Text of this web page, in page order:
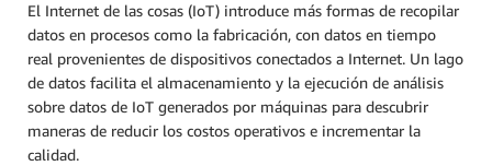
El Internet de las cosas (IoT) introduce más formas de recopilar
datos en procesos como la fabricación, con datos en tiempo
real provenientes de dispositivos conectados a Internet. Un lago
de datos facilita el almacenamiento y la ejecución de análisis
sobre datos de IoT generados por máquinas para descubrir
maneras de reducir los costos operativos e incrementar la
calidad.